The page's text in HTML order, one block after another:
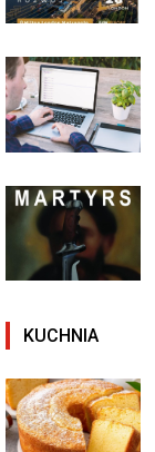
KUCHNIA